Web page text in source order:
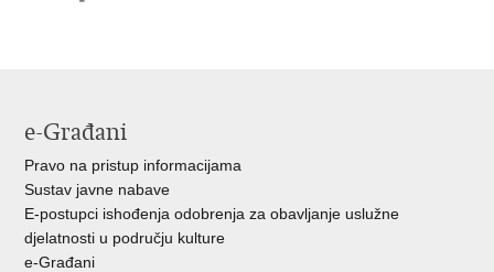
e-Građani
Pravo na pristup informacijama
Sustav javne nabave
E-postupci ishođenja odobrenja za obavljanje uslužne
djelatnosti u području kulture
e-Građani